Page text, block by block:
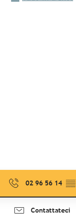
02 96 56 14 ▒▒
Contattateci